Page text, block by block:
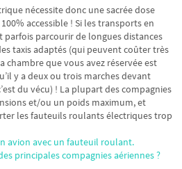
nécessite donc une sacrée dose
accessible ! Si les transports en
parcourir de longues distances
taxis adaptés (qui peuvent coûter très
chambre que vous avez réservée est
y a deux ou trois marches devant
du vécu) ! La plupart des compagnies
et/ou un poids maximum, et
les fauteuils roulants électriques trop
avion avec un fauteuil roulant.
principales compagnies aériennes ?